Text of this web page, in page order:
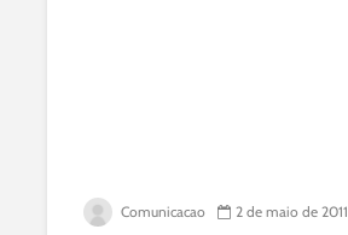
Comunicacao 2 de maio de 2011